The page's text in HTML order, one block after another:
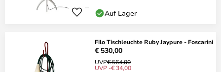
Auf Lager
Filo Tischleuchte Ruby Jaypure - Foscarini
€ 530,00
UVP€ 564,00
UVP -€ 34,00